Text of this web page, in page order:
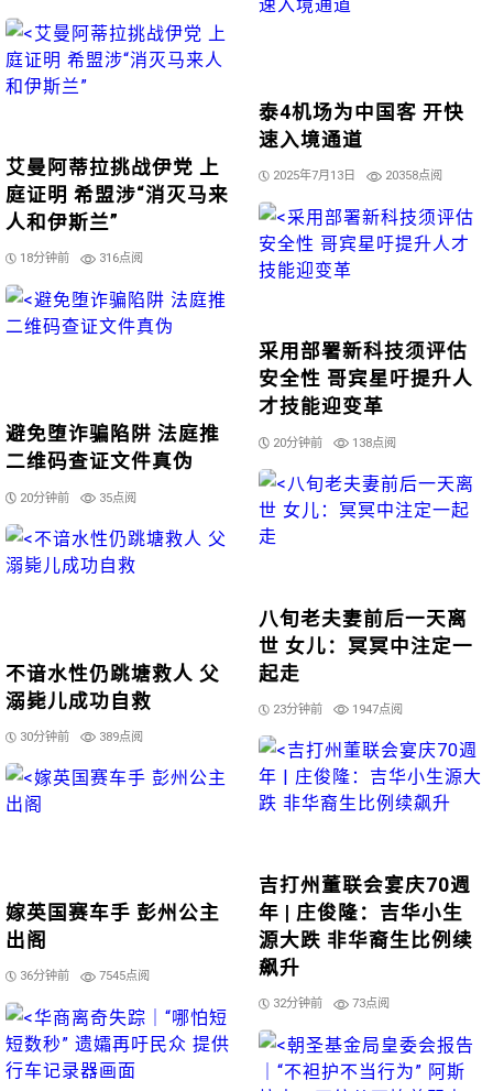
泰4机场为中国客 开快
速入境通道
2025年7月13日 20358点阅
艾曼阿蒂拉挑战伊党 上
庭证明 希盟涉“消灭马来
人和伊斯兰”
18分钟前 316点阅
采用部署新科技须评估
安全性 哥宾星吁提升人
才技能迎变革
20分钟前 138点阅
避免堕诈骗陷阱 法庭推
二维码查证文件真伪
20分钟前 35点阅
八旬老夫妻前后一天离
世 女儿：冥冥中注定一
起走
23分钟前 1947点阅
不谙水性仍跳塘救人 父
溺毙儿成功自救
30分钟前 389点阅
吉打州董联会宴庆70週
年 | 庄俊隆：吉华小生
源大跌 非华裔生比例续
飙升
32分钟前 73点阅
嫁英国赛车手 彭州公主
出阁
36分钟前 7545点阅